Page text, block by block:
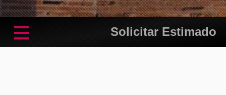
Solicitar Estimado